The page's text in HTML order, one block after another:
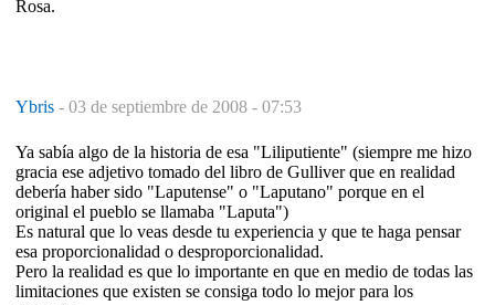
Rosa.
Ybris - 03 de septiembre de 2008 - 07:53
Ya sabía algo de la historia de esa "Liliputiente" (siempre me hizo
gracia ese adjetivo tomado del libro de Gulliver que en realidad
debería haber sido "Laputense" o "Laputano" porque en el
original el pueblo se llamaba "Laputa")
Es natural que lo veas desde tu experiencia y que te haga pensar
esa proporcionalidad o desproporcionalidad.
Pero la realidad es que lo importante en que en medio de todas las
limitaciones que existen se consiga todo lo mejor para los